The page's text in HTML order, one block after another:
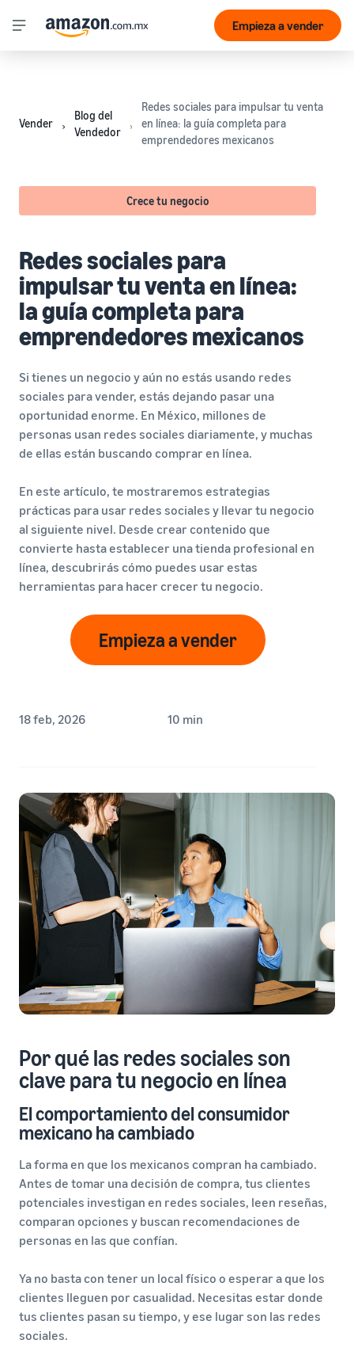
Empieza a vender
Vender
Blog del
Vendedor
Redes sociales para impulsar tu venta
en línea: la guía completa para
emprendedores mexicanos
Crece tu negocio
Redes sociales para
impulsar tu venta en línea:
la guía completa para
emprendedores mexicanos
Si tienes un negocio y aún no estás usando redes
sociales para vender, estás dejando pasar una
oportunidad enorme. En México, millones de
personas usan redes sociales diariamente, y muchas
de ellas están buscando comprar en línea.
En este artículo, te mostraremos estrategias
prácticas para usar redes sociales y llevar tu negocio
al siguiente nivel. Desde crear contenido que
convierte hasta establecer una tienda profesional en
línea, descubrirás cómo puedes usar estas
herramientas para hacer crecer tu negocio.
Empieza a vender
18 feb, 2026 10 min
Por qué las redes sociales son
clave para tu negocio en línea
El comportamiento del consumidor
mexicano ha cambiado
La forma en que los mexicanos compran ha cambiado.
Antes de tomar una decisión de compra, tus clientes
potenciales investigan en redes sociales, leen reseñas,
comparan opciones y buscan recomendaciones de
personas en las que confían.
Ya no basta con tener un local físico o esperar a que los
clientes lleguen por casualidad. Necesitas estar donde
tus clientes pasan su tiempo, y ese lugar son las redes
sociales.